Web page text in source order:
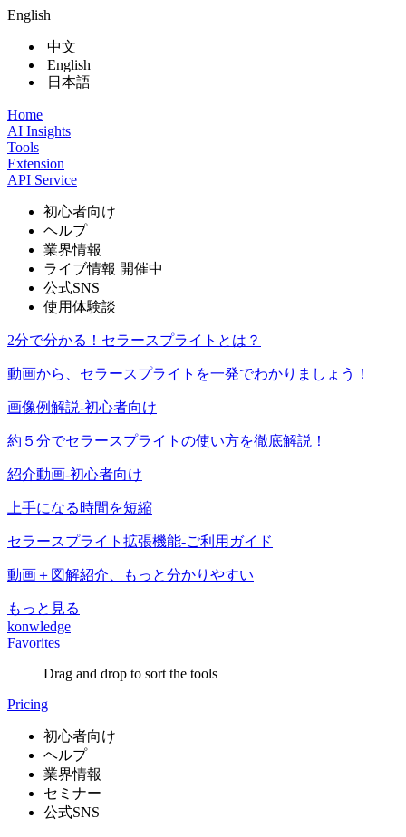
English
中文
English
日本語
Home
AI Insights
Tools
Extension
API Service
初心者向け
ヘルプ
業界情報
ライブ情報 開催中
公式SNS
使用体験談
2分で分かる！セラースプライトとは？
動画から、セラースプライトを一発でわかりましょう！
画像例解説-初心者向け
約５分でセラースプライトの使い方を徹底解説！
紹介動画-初心者向け
上手になる時間を短縮
セラースプライト拡張機能-ご利用ガイド
動画＋図解紹介、もっと分かりやすい
もっと見る
konwledge
Favorites
Drag and drop to sort the tools
Pricing
初心者向け
ヘルプ
業界情報
セミナー
公式SNS